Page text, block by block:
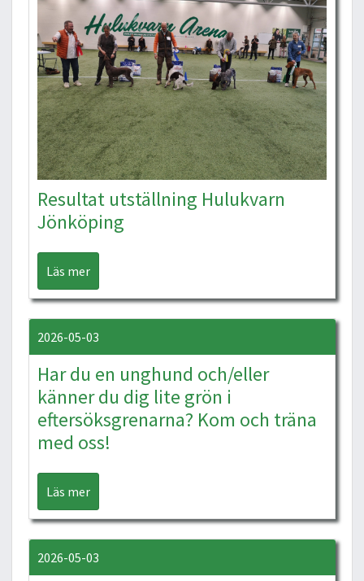
Resultat utställning Hulukvarn
Jönköping
Läs mer
2026-05-03
Har du en unghund och/eller
känner du dig lite grön i
eftersöksgrenarna? Kom och träna
med oss!
Läs mer
2026-05-03